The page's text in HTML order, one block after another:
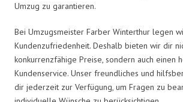
Umzug zu garantieren.
Bei Umzugsmeister Farber Winterthur legen
Kundenzufriedenheit. Deshalb bieten wir dir
konkurrenzfähige Preise, sondern auch einen
Kundenservice. Unser freundliches und
dir jederzeit zur Verfügung, um Fragen zu